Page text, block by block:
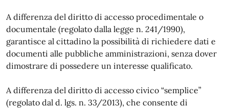
A differenza del diritto di accesso procedimentale o
documentale (regolato dalla legge n. 241/1990),
garantisce al cittadino la possibilità di richiedere dati e
documenti alle pubbliche amministrazioni, senza dover
dimostrare di possedere un interesse qualificato.
A differenza del diritto di accesso civico “semplice”
(regolato dal d. lgs. n. 33/2013), che consente di